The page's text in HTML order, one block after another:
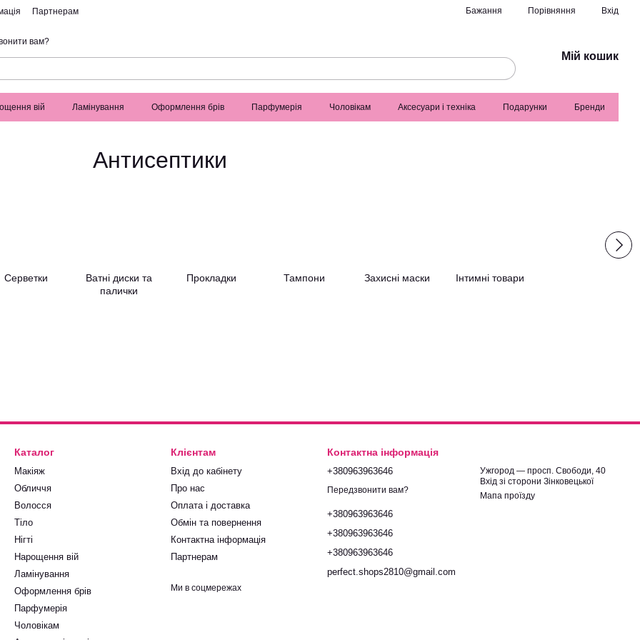
Партнерам Бажання Порівняння Вхід
вам?
Мій кошик
вій Ламінування Оформлення брів Парфумерія Чоловікам Аксесуари і техніка Подарунки Бренди
Антисептики
Серветки
Ватні диски та
палички
Прокладки Тампони Захисні маски Інтимні товари
Каталог
Макіяж
Обличчя
Волосся
Тіло
Нігті
Нарощення вій
Ламінування
Оформлення брів
Парфумерія
Чоловікам
Клієнтам
Вхід до кабінету
Про нас
Оплата і доставка
Обмін та повернення
Контактна інформація
Партнерам
Ми в соцмережах
Контактна інформація
+380963963646
Передзвонити вам?
+380963963646
+380963963646
+380963963646
perfect.shops2810@gmail.com
Ужгород — просп. Свободи, 40
Вхід зі сторони Зінковецької
Мапа проїзду